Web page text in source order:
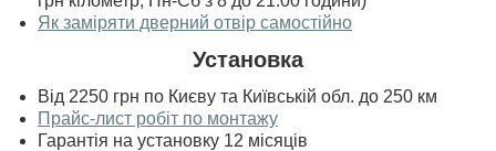
Як заміряти дверний отвір самостійно
Установка
Від 2250 грн по Києву та Київській обл. до 250 км
Прайс-лист робіт по монтажу
Гарантія на установку 12 місяців